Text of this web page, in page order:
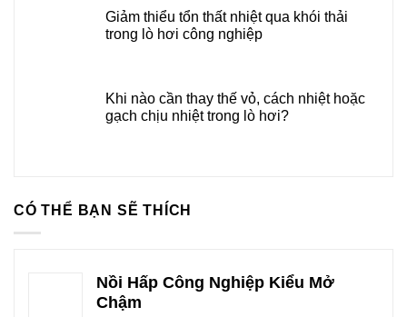
Giảm thiểu tổn thất nhiệt qua khói thải
trong lò hơi công nghiệp
Khi nào cần thay thế vỏ, cách nhiệt hoặc
gạch chịu nhiệt trong lò hơi?
CÓ THỂ BẠN SẼ THÍCH
Nồi Hấp Công Nghiệp Kiểu Mở
Chậm